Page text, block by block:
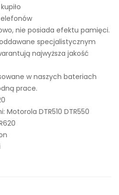
nie posiada efektu pamięci.
specjalistycznym
najwyższa jakość
w naszych bateriach
prace.
DTR510 DTR550